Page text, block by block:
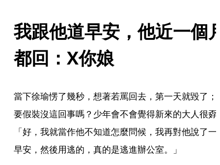
我跟他道早安，他近一個
都回：X你娘
當下徐瑜愣了幾秒，想著若罵回去，第一天就毀了；
要假裝沒這回事嗎？少年會不會覺得新來的大人很孬
「好，我就當作他不知道怎麼問候，我再對他說了一
早安，然後用逃的，真的是逃進辦公室。」